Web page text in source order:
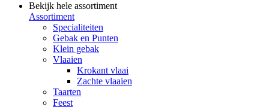
Bekijk hele assortiment
Assortiment
Specialiteiten
Gebak en Punten
Klein gebak
Vlaaien
Krokant vlaai
Zachte vlaaien
Taarten
Feest